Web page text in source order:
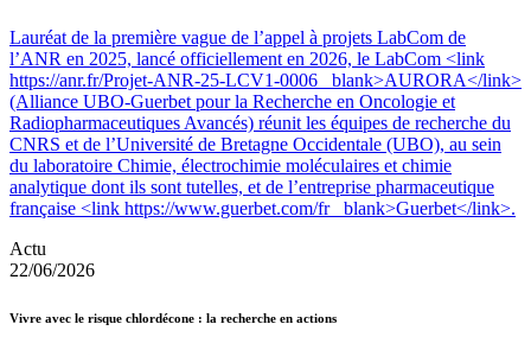
Lauréat de la première vague de l’appel à projets LabCom de
l’ANR en 2025, lancé officiellement en 2026, le LabCom <link
https://anr.fr/Projet-ANR-25-LCV1-0006 _blank>AURORA</link>
(Alliance UBO-Guerbet pour la Recherche en Oncologie et
Radiopharmaceutiques Avancés) réunit les équipes de recherche du
CNRS et de l’Université de Bretagne Occidentale (UBO), au sein
du laboratoire Chimie, électrochimie moléculaires et chimie
analytique dont ils sont tutelles, et de l’entreprise pharmaceutique
française <link https://www.guerbet.com/fr _blank>Guerbet</link>.
Actu
22/06/2026
Vivre avec le risque chlordécone : la recherche en actions